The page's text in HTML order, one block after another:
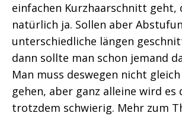
einfachen Kurzhaarschnitt geht,
natürlich ja. Sollen aber
unterschiedliche längen
dann sollte man schon jemand
Man muss deswegen nicht
gehen, aber ganz alleine wird es
trotzdem schwierig. Mehr zum